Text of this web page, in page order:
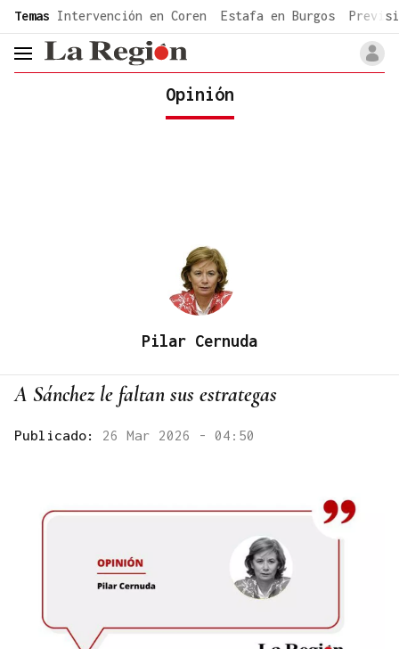
common.go-to-content
Temas Intervención en Coren Estafa en Burgos
header.menu.open
Opinión
Pilar Cernuda
A Sánchez le faltan sus estrategas
Publicado: 26 Mar 2026 - 04:50